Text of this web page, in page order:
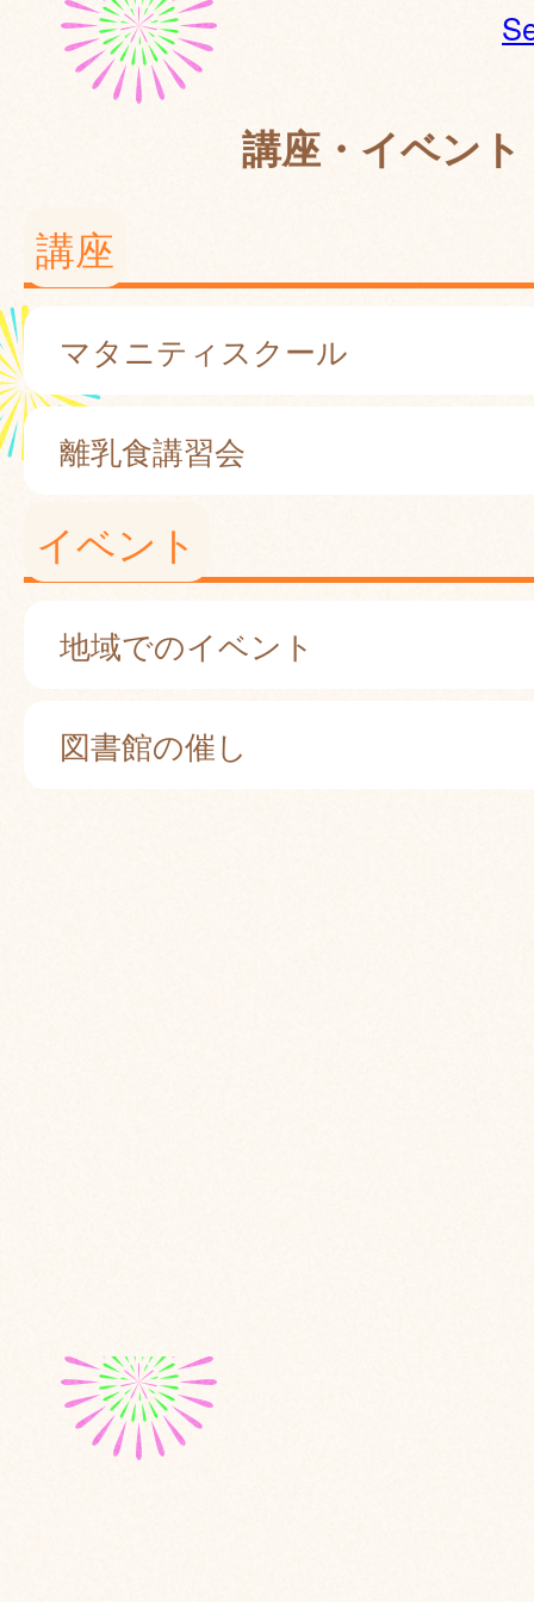
講座・イベント
講座
マタニティスクール
離乳食講習会
イベント
地域でのイベント
図書館の催し